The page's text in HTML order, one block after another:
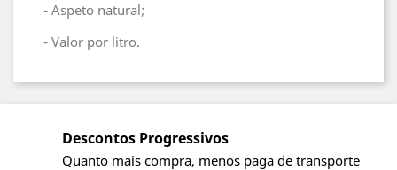
- Aspeto natural;
- Valor por litro.
Descontos Progressivos
Quanto mais compra, menos paga de transporte